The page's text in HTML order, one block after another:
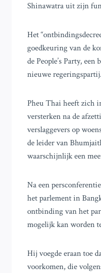
Shinawatra uit zijn
Het
goedkeuring van de
de People’s Party,
nieuwe regeringspartij.
Pheu Thai heeft zich
versterken na de
verslaggevers op
de leider van
waarschijnlijk een
Na een
het parlement in
ontbinding van het
mogelijk kan worden
Hij voegde eraan toe
voorkomen, die